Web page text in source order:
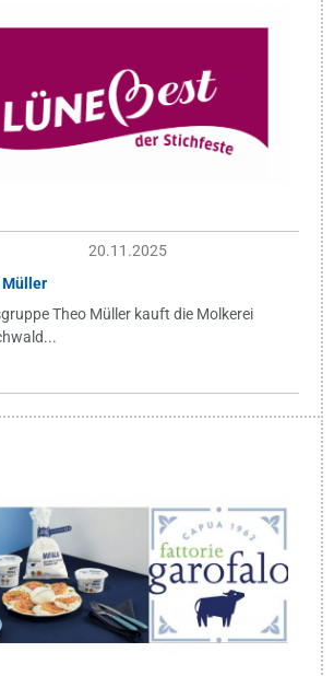
20.11.2025
Müller
Theo Müller kauft die Molkerei